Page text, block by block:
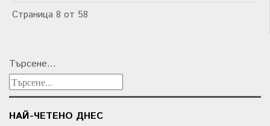
Страница 8 от 58
Търсене...
НАЙ-ЧЕТЕНО ДНЕС